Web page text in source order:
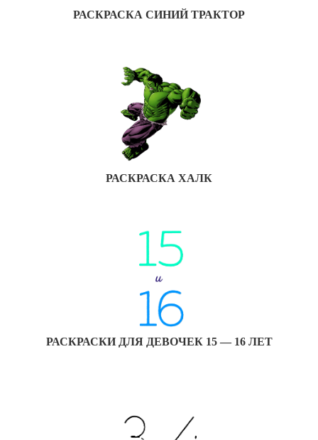
РАСКРАСКА СИНИЙ ТРАКТОР
РАСКРАСКА ХАЛК
РАСКРАСКИ ДЛЯ ДЕВОЧЕК 15 — 16 ЛЕТ